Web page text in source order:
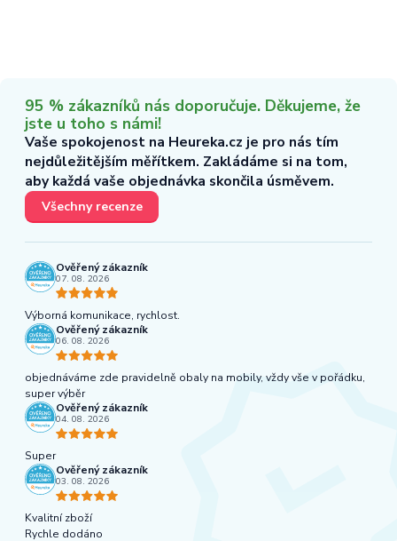
95 % zákazníků nás doporučuje. Děkujeme, že
jste u toho s námi!
Vaše spokojenost na Heureka.cz je pro nás tím
nejdůležitějším měřítkem. Zakládáme si na tom,
aby každá vaše objednávka skončila úsměvem.
Všechny recenze
Ověřený zákazník
07. 08. 2026
Výborná komunikace, rychlost.
Ověřený zákazník
06. 08. 2026
objednáváme zde pravidelně obaly na mobily, vždy vše v pořádku,
super výběr
Ověřený zákazník
04. 08. 2026
Super
Ověřený zákazník
03. 08. 2026
Kvalitní zboží
Rychle dodáno